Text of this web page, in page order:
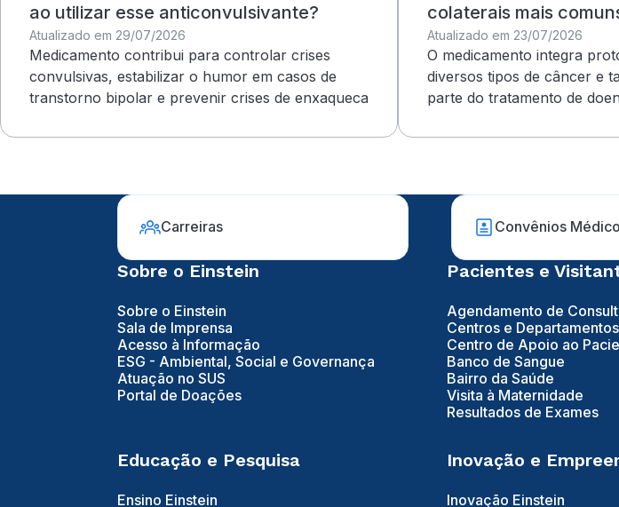
ao utilizar esse anticonvulsivante?
Atualizado em 29/07/2026
Medicamento contribui para controlar crises
convulsivas, estabilizar o humor em casos de
transtorno bipolar e prevenir crises de enxaqueca
colaterais mais
quimioterapia
Atualizado em 23/07/2026
O medicamento integra
diversos tipos de câncer e
parte do tratamento de
Carreiras Convênios
Sobre o Einstein
Sobre o Einstein
Sala de Imprensa
Acesso à Informação
ESG - Ambiental, Social e Governança
Atuação no SUS
Portal de Doações
Pacientes e
Agendamento de
Centros e Departamentos
Centro de Apoio ao
Banco de Sangue
Bairro da Saúde
Visita à Maternidade
Resultados de Exames
Educação e Pesquisa
Ensino Einstein
Inovação e
Inovação Einstein